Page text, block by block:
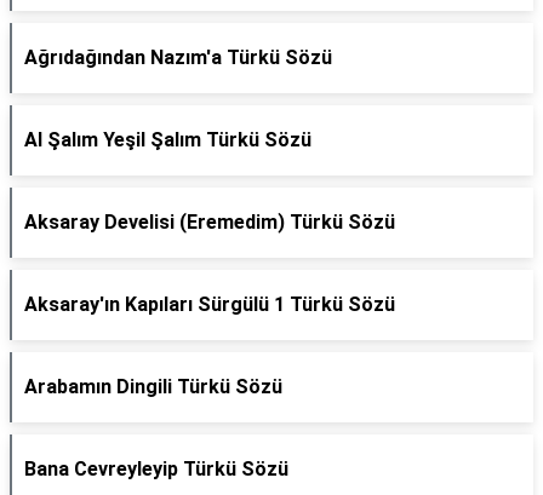
Ağrıdağından Nazım'a Türkü Sözü
Al Şalım Yeşil Şalım Türkü Sözü
Aksaray Develisi (Eremedim) Türkü Sözü
Aksaray'ın Kapıları Sürgülü 1 Türkü Sözü
Arabamın Dingili Türkü Sözü
Bana Cevreyleyip Türkü Sözü